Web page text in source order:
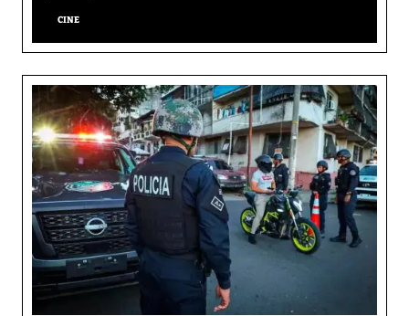
CINE